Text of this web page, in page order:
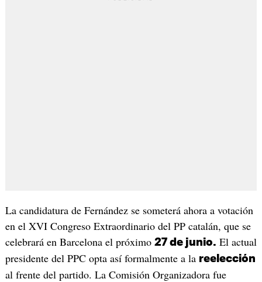
La candidatura de Fernández se someterá ahora a votación
en el XVI Congreso Extraordinario del PP catalán, que se
celebrará en Barcelona el próximo 27 de junio. El actual
presidente del PPC opta así formalmente a la reelección
al frente del partido. La Comisión Organizadora fue